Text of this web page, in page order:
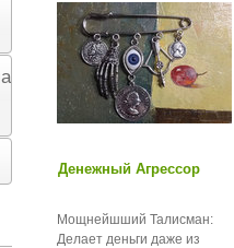
Денежный Агрессор
Мощнейшший Талисман:
Делает деньги даже из